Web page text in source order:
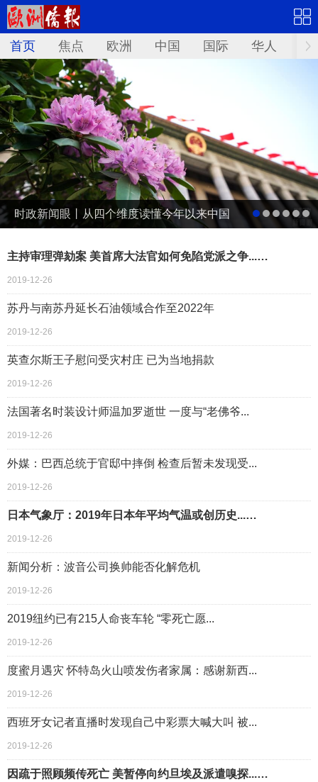
首页 焦点 欧洲 中国 国际 华人 文
时政新闻眼丨从四个维度读懂今年以来中国
主持审理弹劾案 美首席大法官如何免陷党派之争...…
2019-12-26
苏丹与南苏丹延长石油领域合作至2022年
2019-12-26
英查尔斯王子慰问受灾村庄 已为当地捐款
2019-12-26
法国著名时装设计师温加罗逝世 一度与“老佛爷...
2019-12-26
外媒：巴西总统于官邸中摔倒 检查后暂未发现受...
2019-12-26
日本气象厅：2019年日本年平均气温或创历史...…
2019-12-26
新闻分析：波音公司换帅能否化解危机
2019-12-26
2019纽约已有215人命丧车轮 “零死亡愿...
2019-12-26
度蜜月遇灾 怀特岛火山喷发伤者家属：感谢新西...
2019-12-26
西班牙女记者直播时发现自己中彩票大喊大叫 被...
2019-12-26
因疏于照顾频传死亡 美暂停向约旦埃及派遣嗅探...…